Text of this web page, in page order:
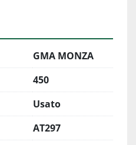
GMA MONZA
450
Usato
AT297